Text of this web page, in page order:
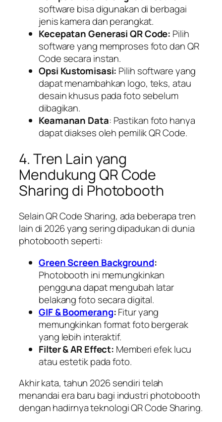
software bisa digunakan di berbagai
jenis kamera dan perangkat.
Kecepatan Generasi QR Code: Pilih
software yang memproses foto dan QR
Code secara instan.
Opsi Kustomisasi: Pilih software yang
dapat menambahkan logo, teks, atau
desain khusus pada foto sebelum
dibagikan.
Keamanan Data: Pastikan foto hanya
dapat diakses oleh pemilik QR Code.
4. Tren Lain yang
Mendukung QR Code
Sharing di Photobooth
Selain QR Code Sharing, ada beberapa tren
lain di 2026 yang sering dipadukan di dunia
photobooth seperti:
Green Screen Background:
Photobooth ini memungkinkan
pengguna dapat mengubah latar
belakang foto secara digital.
GIF & Boomerang:Fitur yang
memungkinkan format foto bergerak
yang lebih interaktif.
Filter & AR Effect: Memberi efek lucu
atau estetik pada foto.
Akhir kata, tahun 2026 sendiri telah
menandai era baru bagi industri photobooth
dengan hadirnya teknologi QR Code Sharing.